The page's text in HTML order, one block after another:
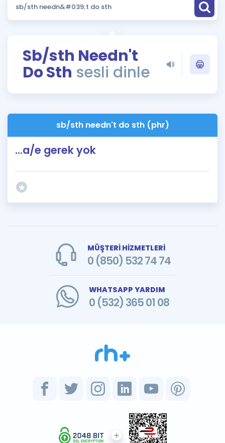
ÖSYM Sınav Takvimi
Kampanyalar
Blog
İngilizce Gramer
Sb/sth Needn't
Do Sth sesli dinle
sb/sth needn't do sth (phr)
...a/e gerek yok
MÜŞTERİ HİZMETLERİ
0 (850) 532 74 74
WHATSAPP YARDIM
0 (532) 365 01 08